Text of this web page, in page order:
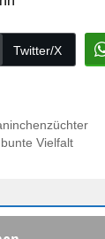
Twitter/X
Vielfalt